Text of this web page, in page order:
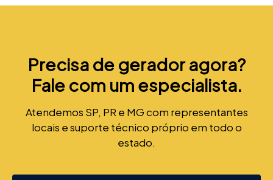
Precisa de gerador agora?
Fale com um especialista.
Atendemos SP, PR e MG com representantes
locais e suporte técnico próprio em todo o
estado.